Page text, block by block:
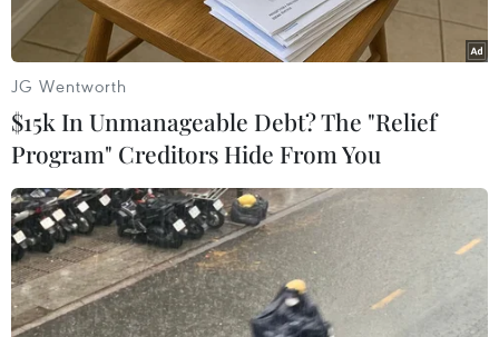
#người mất tích
Nga
Theo dõi VietnamPlus
TIN LIÊN QUAN
JG Wentworth
$15k In Unmanageable Debt? The "Relief
Program" Creditors Hide From You